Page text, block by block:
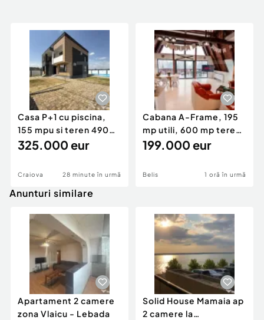
Casa P+1 cu piscina,
155 mpu si teren 490
mp, zona sudica
325.000 eur
Craiova 28 minute în urmă
Cabana A-Frame, 195
mp utili, 600 mp teren,
Saună & Ciubăr
199.000 eur
Belis 1 oră în urmă
Anunturi similare
Apartament 2 camere
zona Vlaicu - Lebada
Solid House Mamaia ap
2 camere la